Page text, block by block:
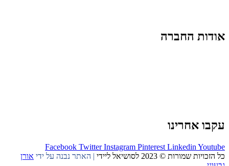
אודות החברה
עקבו אחרינו
Facebook Twitter Instagram Pinterest Linkedin Youtube
כל הזכויות שמורות © 2023 לסושיאל ליידי
| האתר נבנה על ידי אורן